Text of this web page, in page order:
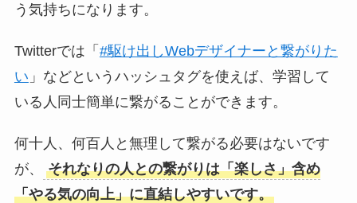
う気持ちになります。
Twitterでは「 #駆け出しWebデザイナーと繋がりた
い 」などというハッシュタグを使えば、学習して
いる人同士簡単に繋がることができます。
何十人、何百人と無理して繋がる必要はないです
が、
それなりの人との繋がりは「楽しさ」含め
「やる気の向上」に直結しやすいです。